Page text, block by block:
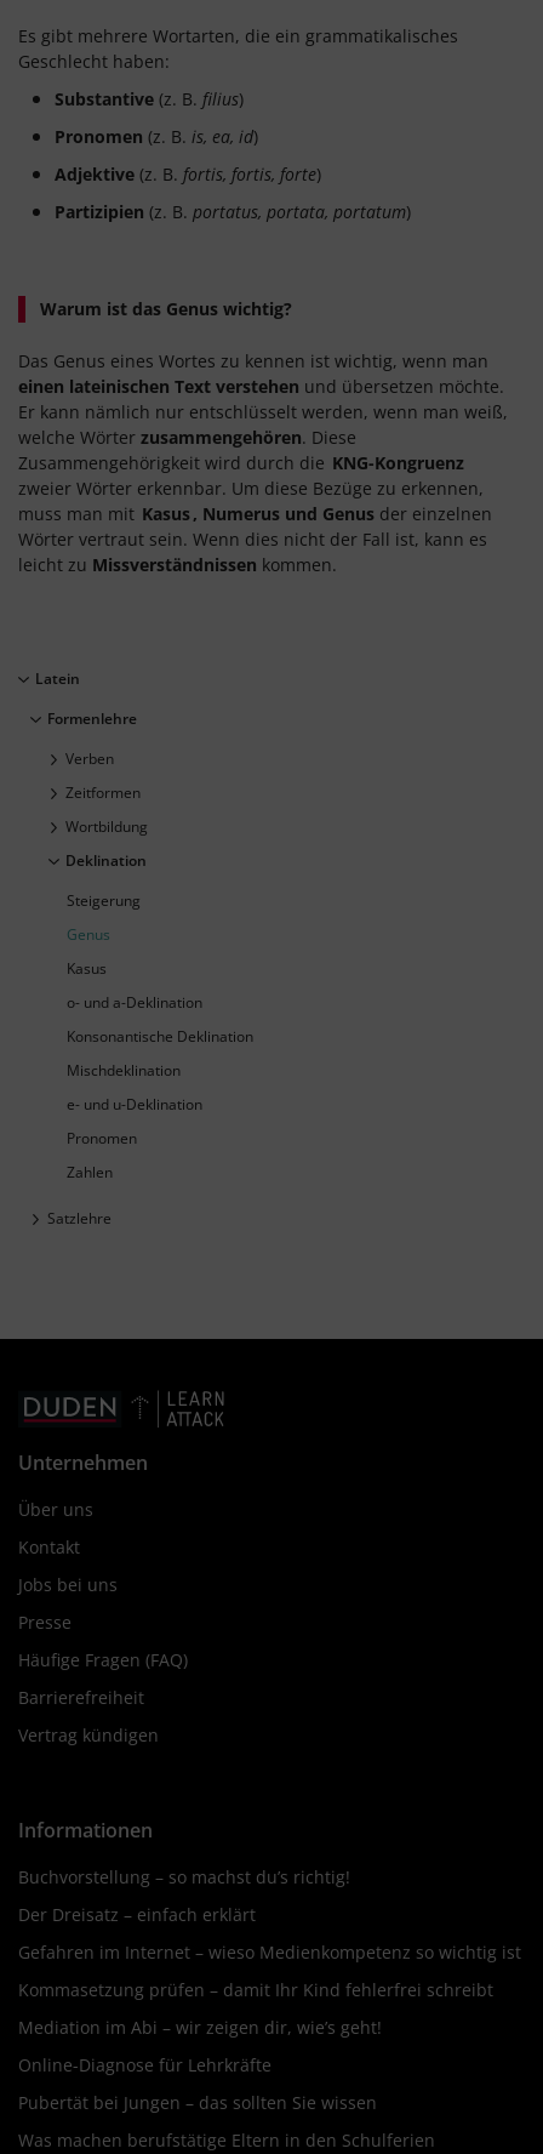
Es gibt mehrere Wortarten, die ein grammatikalisches
Geschlecht haben:
Substantive (z. B. filius)
Pronomen (z. B. is, ea, id)
Adjektive (z. B. fortis, fortis, forte)
Partizipien (z. B. portatus, portata, portatum)
Warum ist das Genus wichtig?
Das Genus eines Wortes zu kennen ist wichtig, wenn man
einen lateinischen Text verstehen und übersetzen möchte.
Er kann nämlich nur entschlüsselt werden, wenn man weiß,
welche Wörter zusammengehören. Diese
Zusammengehörigkeit wird durch die KNG-Kongruenz
zweier Wörter erkennbar. Um diese Bezüge zu erkennen,
muss man mit Kasus, Numerus und Genus der einzelnen
Wörter vertraut sein. Wenn dies nicht der Fall ist, kann es
leicht zu Missverständnissen kommen.
Latein
Formenlehre
Verben
Zeitformen
Wortbildung
Deklination
Steigerung
Genus
Kasus
o- und a-Deklination
Konsonantische Deklination
Mischdeklination
e- und u-Deklination
Pronomen
Zahlen
Satzlehre
Unternehmen
Über uns
Kontakt
Jobs bei uns
Presse
Häufige Fragen (FAQ)
Barrierefreiheit
Vertrag kündigen
Informationen
Buchvorstellung – so machst du’s richtig!
Der Dreisatz – einfach erklärt
Gefahren im Internet – wieso Medienkompetenz so wichtig ist
Kommasetzung prüfen – damit Ihr Kind fehlerfrei schreibt
Mediation im Abi – wir zeigen dir, wie’s geht!
Online-Diagnose für Lehrkräfte
Pubertät bei Jungen – das sollten Sie wissen
Was machen berufstätige Eltern in den Schulferien